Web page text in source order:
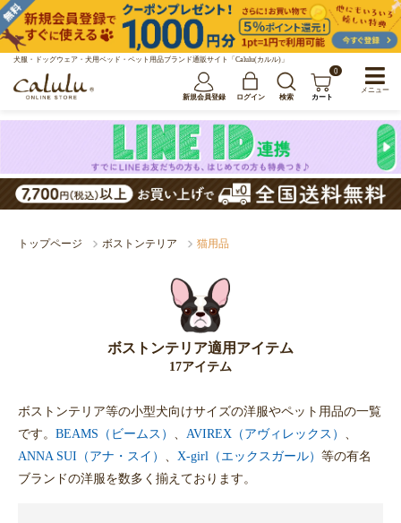
犬服・ドッグウェア・犬用ベッド・ペット用品ブランド通販サイト「Calulu(カルル)」
新規会員登録 ログイン 検索
0
カート
トップページ ボストンテリア 猫用品
ボストンテリア適用アイテム
17アイテム
ボストンテリア等の小型犬向けサイズの洋服やペット用品の一覧
です。 BEAMS（ビームス） AVIREX（アヴィレックス）
ANNA SUI（アナ・スイ）
X-girl（エックスガール） 等の有名
ブランドの洋服を数多く揃えております。
メニュー